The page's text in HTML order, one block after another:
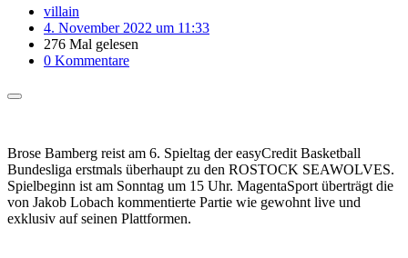
villain
4. November 2022 um 11:33
276 Mal gelesen
0 Kommentare
Brose Bamberg reist am 6. Spieltag der easyCredit Basketball
Bundesliga erstmals überhaupt zu den ROSTOCK SEAWOLVES.
Spielbeginn ist am Sonntag um 15 Uhr. MagentaSport überträgt die
von Jakob Lobach kommentierte Partie wie gewohnt live und
exklusiv auf seinen Plattformen.